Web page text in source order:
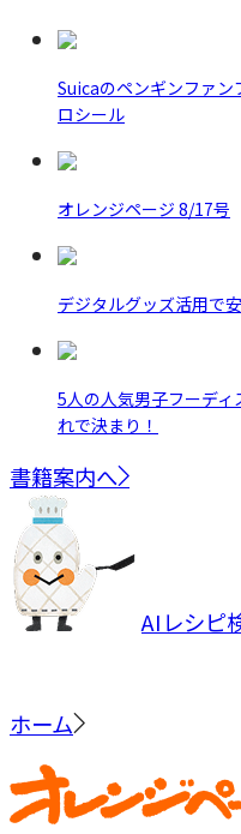
Suicaのペンギンファ
ロシール
オレンジページ 8/17号
デジタルグッズ活用で
5人の人気男子フーデ
れで決まり！
書籍案内へ
AIレシピ
ホーム